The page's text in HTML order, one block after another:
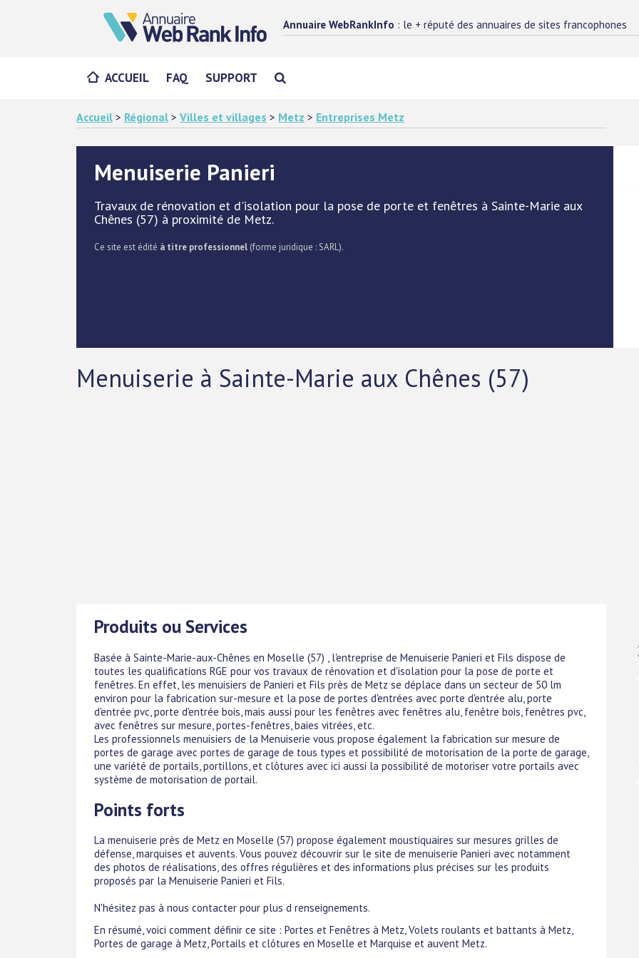
Annuaire WebRankInfo : le + réputé des annuaires de sites francophones
ACCUEIL FAQ SUPPORT
Accueil > Régional > Villes et villages > Metz > Entreprises Metz
Menuiserie Panieri
Travaux de rénovation et d'isolation pour la pose de porte et fenêtres à Sainte-Marie aux
Chênes (57) à proximité de Metz.
Ce site est édité à titre professionnel (forme juridique : SARL).
Menuiserie à Sainte-Marie aux Chênes (57)
Produits ou Services
Basée à Sainte-Marie-aux-Chênes en Moselle (57) , l'entreprise de Menuiserie Panieri et Fils dispose de
toutes les qualifications RGE pour vos travaux de rénovation et d'isolation pour la pose de porte et
fenêtres. En effet, les menuisiers de Panieri et Fils près de Metz se déplace dans un secteur de 50 lm
environ pour la fabrication sur-mesure et la pose de portes d'entrées avec porte d'entrée alu, porte
d'entrée pvc, porte d'entrée bois, mais aussi pour les fenêtres avec fenêtres alu, fenêtre bois, fenêtres pvc,
avec fenêtres sur mesure, portes-fenêtres, baies vitrées, etc.
Les professionnels menuisiers de la Menuiserie vous propose également la fabrication sur mesure de
portes de garage avec portes de garage de tous types et possibilité de motorisation de la porte de garage,
une variété de portails, portillons, et clôtures avec ici aussi la possibilité de motoriser votre portails avec
système de motorisation de portail.
Points forts
La menuiserie près de Metz en Moselle (57) propose également moustiquaires sur mesures grilles de
défense, marquises et auvents. Vous pouvez découvrir sur le site de menuiserie Panieri avec notamment
des photos de réalisations, des offres régulières et des informations plus précises sur les produits
proposés par la Menuiserie Panieri et Fils.
N'hésitez pas à nous contacter pour plus d renseignements.
En résumé, voici comment définir ce site : Portes et Fenêtres à Metz, Volets roulants et battants à Metz,
Portes de garage à Metz, Portails et clôtures en Moselle et Marquise et auvent Metz.